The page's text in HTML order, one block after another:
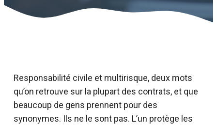
Responsabilité civile et multirisque, deux mots
qu’on retrouve sur la plupart des contrats, et que
beaucoup de gens prennent pour des
synonymes. Ils ne le sont pas. L’un protège les